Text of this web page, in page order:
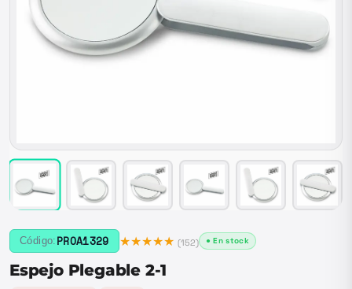
Código: PROA1329 ★★★★★ (152) ● En stock
Espejo Plegable 2-1